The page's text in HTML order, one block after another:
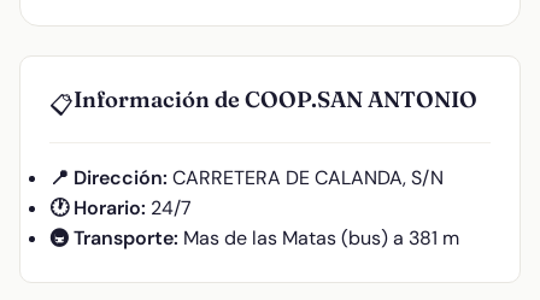
📋Información de COOP.SAN ANTONIO
📍 Dirección: CARRETERA DE CALANDA, S/N
🕐 Horario: 24/7
🚇 Transporte: Mas de las Matas (bus) a 381 m